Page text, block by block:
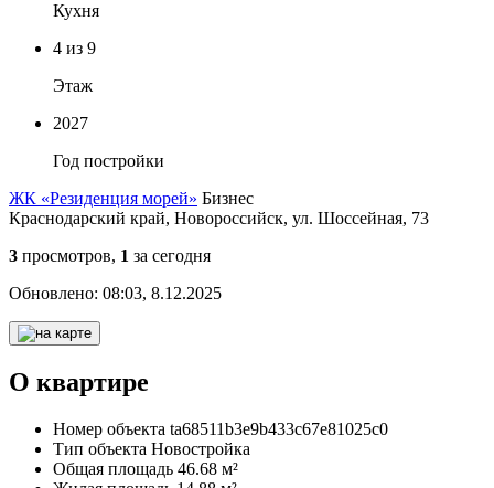
Кухня
4 из 9
Этаж
2027
Год постройки
ЖК «Резиденция морей» Бизнес
Краснодарский край, Новороссийск, ул. Шоссейная, 73
3 просмотров, 1 за сегодня
Обновлено: 08:03, 8.12.2025
О квартире
Номер объекта ta68511b3e9b433c67e81025c0
Тип объекта Новостройка
Общая площадь 46.68 м²